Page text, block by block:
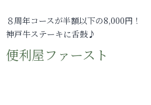
８周年コースが半額以下の8,000円！
神戸牛ステーキに舌鼓♪
便利屋ファースト